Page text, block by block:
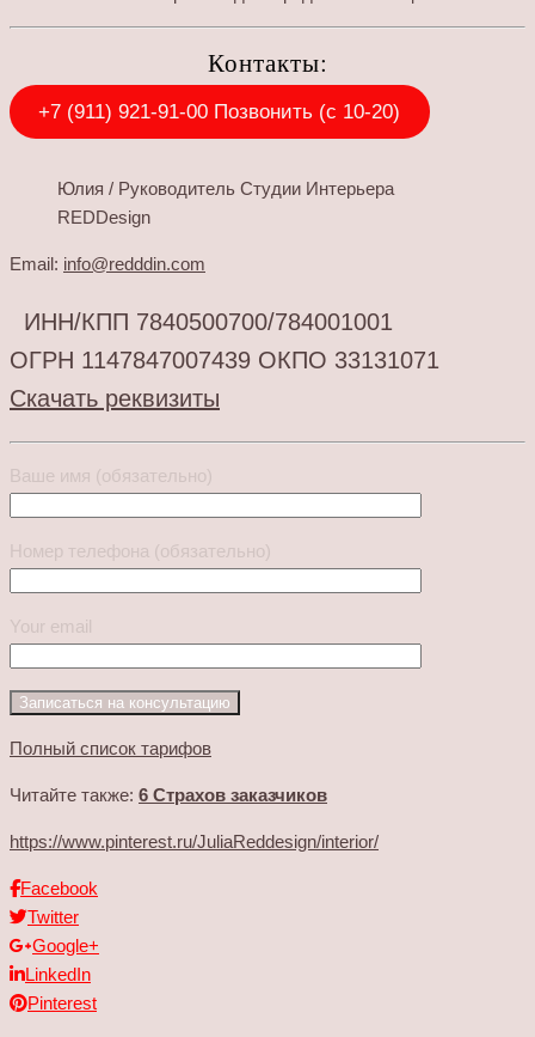
Контакты:
+7 (911) 921-91-00 Позвонить (с 10-20)
Юлия / Руководитель Студии Интерьера
REDDesign
Email: info@redddin.com
ИНН/КПП 7840500700/784001001
ОГРН 1147847007439 ОКПО 33131071
Скачать реквизиты
Ваше имя (обязательно)
Номер телефона (обязательно)
Your email
Полный список тарифов
Читайте также: 6 Страхов заказчиков
https://www.pinterest.ru/JuliaReddesign/interior/
Facebook
Twitter
Google+
LinkedIn
Pinterest